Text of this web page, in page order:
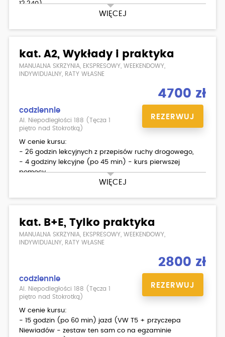
WIĘCEJ
12.240),
- egzamin wewnętrzny teoria/ praktyka,
- badania psychologiczne i lekarskie
- wykłady
kat. A2, Wykłady i praktyka
MANUALNA SKRZYNIA, EKSPRESOWY, WEEKENDOWY,
INDYWIDUALNY, RATY WŁASNE
4700 zł
codziennie
Al. Niepodległości 188 (Tęcza 1
piętro nad Stokrotką)
REZERWUJ
WIĘCEJ
W cenie kursu:
- 26 godzin lekcyjnych z przepisów ruchy drogowego,
- 4 godziny lekcyjne (po 45 min) - kurs pierwszej
pomocy,
- 20 godzin (po 60 min) jazd (SUZUKI SFV 650 GLADIUS),
Dodatkowo płatne:
- podstawienie motoru na egzamin państwowy
- skorzystanie z placu manewrowego w WORD
kat. B+E, Tylko praktyka
MANUALNA SKRZYNIA, EKSPRESOWY, WEEKENDOWY,
INDYWIDUALNY, RATY WŁASNE
2800 zł
codziennie
Al. Niepodległości 188 (Tęcza 1
piętro nad Stokrotką)
REZERWUJ
W cenie kursu:
- 15 godzin (po 60 min) jazd (VW T5 + przyczepa
Niewiadów - zestaw ten sam co na egzaminie